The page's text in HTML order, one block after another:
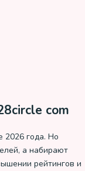
com
2026 года. Но
а набирают
рейтингов и